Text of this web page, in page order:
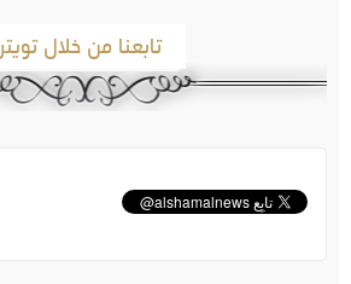
تابعنا من خلال تويتر